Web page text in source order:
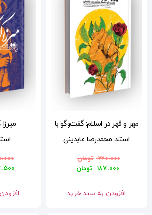
میرزا کوچک خان و
استعمارستیزی
۹۵۰.۰۰۰ تومان
۸۰۷.۵۰۰ تومان
افزودن به سبد خرید